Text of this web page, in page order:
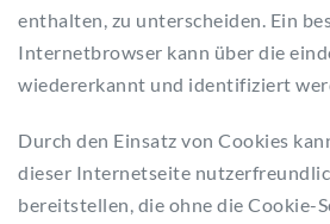
enthalten, zu unterscheiden. Ein
Internetbrowser kann über die
wiedererkannt und identifiziert
Durch den Einsatz von Cookies
dieser Internetseite
bereitstellen, die ohne die Cookie-